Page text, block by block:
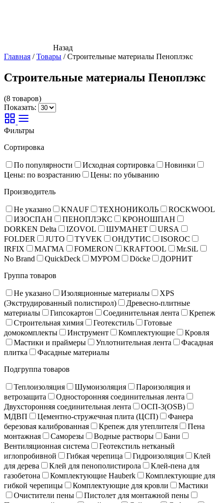
Назад
Главная /Товары /Строительные материалы Пеноплэкс
Строительные материалы Пеноплэкс
(8 товаров)
Показать:
Фильтры
Сортировка
По популярности Исходная сортировка
Новинки
Цены: по возрастанию
Цены: по убыванию
Производитель
Не указано KNAUF ТЕХНОНИКОЛЬ
ROCKWOOL
ИЗОСПАН
ПЕНОПЛЭКС
КРОНОШПАН
DORKEN Delta
IZOVOL ШУМАНЕТ
URSA
FOLDER
JUTO TYVEK ОНДУТИС
ISOROC
IRFIX
МАГМА FOMERON KRAFTOOL
Mr.SiL
No Brand
QuickDeck МУРОМ Döcke
ДОРНИТ
Группа товаров
Не указано Изоляционные материалы
XPS
(Экструдированный полистирол)
Древесно-плитные
материалы
Гипсокартон Соединительная лента
Крепеж
Строительная химия
Геотекстиль
Готовые
домокомплекты
Инструмент Комплектующие
Кровля
Мастики и праймеры
Уплотнительная лента
Фасадная
плитка
Фасадные материалы
Подгруппа товаров
Теплоизоляция Шумоизоляция
Пароизоляция и
ветрозащита
Односторонняя соединительная лента
Двухсторонняя соединительная лента
ОСП-3(OSB)
МДВП
Цементно-стружечная плита (ЦСП)
Фанера
березовая калиброванная
Крепеж для утеплителя
Пена
монтажная
Саморезы Водные растворы
Бани
Вентиляционная система
Геотекстиль нетканый
иглопробивной
Гибкая черепица Гидроизоляция
Клей
для дерева
Клей для пенополистирола
Клей-пена для
газобетона
Комплектующие Hauberk
Комплектующие для
гибкой черепицы
Комплектующие для кровли
Мастики
Очистители пены
Пистолет для монтажной пены